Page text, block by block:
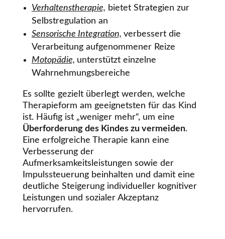
Verhaltenstherapie, bietet Strategien zur
Selbstregulation an
Sensorische Integration, verbessert die
Verarbeitung aufgenommener Reize
Motopädie, unterstützt einzelne
Wahrnehmungsbereiche
Es sollte gezielt überlegt werden, welche
Therapieform am geeignetsten für das Kind
ist. Häufig ist „weniger mehr“, um eine
Überforderung des Kindes zu vermeiden.
Eine erfolgreiche Therapie kann eine
Verbesserung der
Aufmerksamkeitsleistungen sowie der
Impulssteuerung beinhalten und damit eine
deutliche Steigerung individueller kognitiver
Leistungen und sozialer Akzeptanz
hervorrufen.